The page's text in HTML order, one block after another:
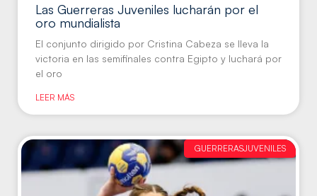
Las Guerreras Juveniles lucharán por el
oro mundialista
El conjunto dirigido por Cristina Cabeza se lleva la
victoria en las semifinales contra Egipto y luchará por
el oro
LEER MÁS
GUERRERASJUVENILES